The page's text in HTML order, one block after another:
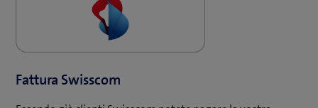
Fattura Swisscom